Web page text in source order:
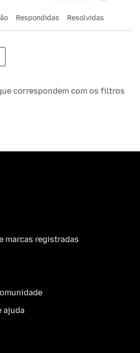
Respondidas Resolvidas
correspondem com os filtros
marcas registradas
ajuda